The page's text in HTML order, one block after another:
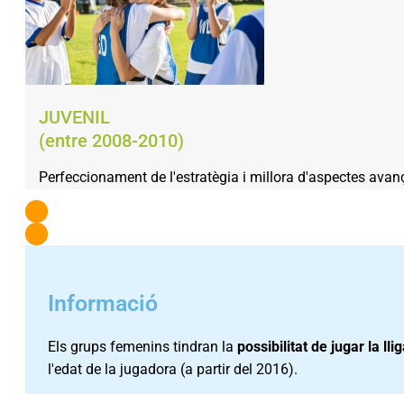
JUVENIL
(entre 2008-2010)
Perfeccionament de l'estratègia i millora d'aspectes
Informació
Els grups femenins tindran la possibilitat de jugar la
l'edat de la jugadora (a partir del 2016).